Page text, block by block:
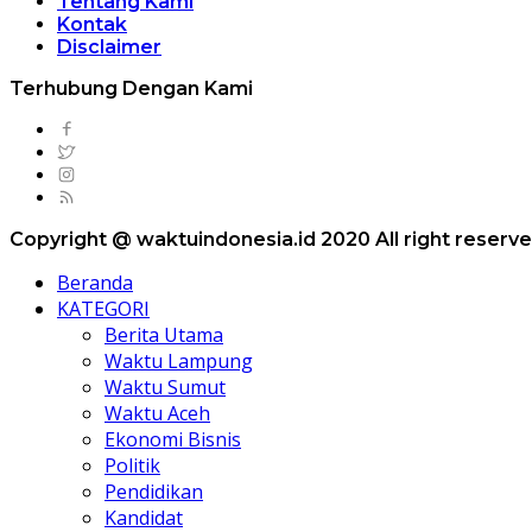
Kontak
Disclaimer
Terhubung Dengan Kami
Copyright @ waktuindonesia.id 2020 All right
Beranda
KATEGORI
Berita Utama
Waktu Lampung
Waktu Sumut
Waktu Aceh
Ekonomi Bisnis
Politik
Pendidikan
Kandidat